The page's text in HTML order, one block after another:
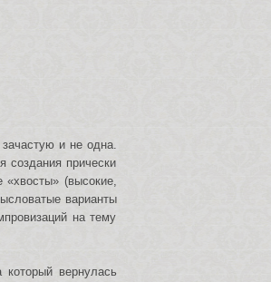
и не одна.
прически
(высокие,
варианты
на тему
вернулась